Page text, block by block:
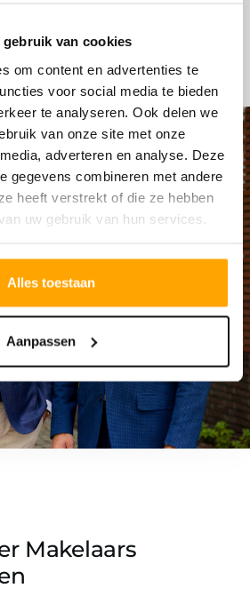
gebruik van cookies
om content en advertenties te
voor social media te bieden
te analyseren. Ook delen we
van onze site met onze
adverteren en analyse. Deze
gegevens combineren met andere
heeft verstrekt of die ze hebben
uw gebruik van hun services.
Alles toestaan
Aanpassen
Makelaars